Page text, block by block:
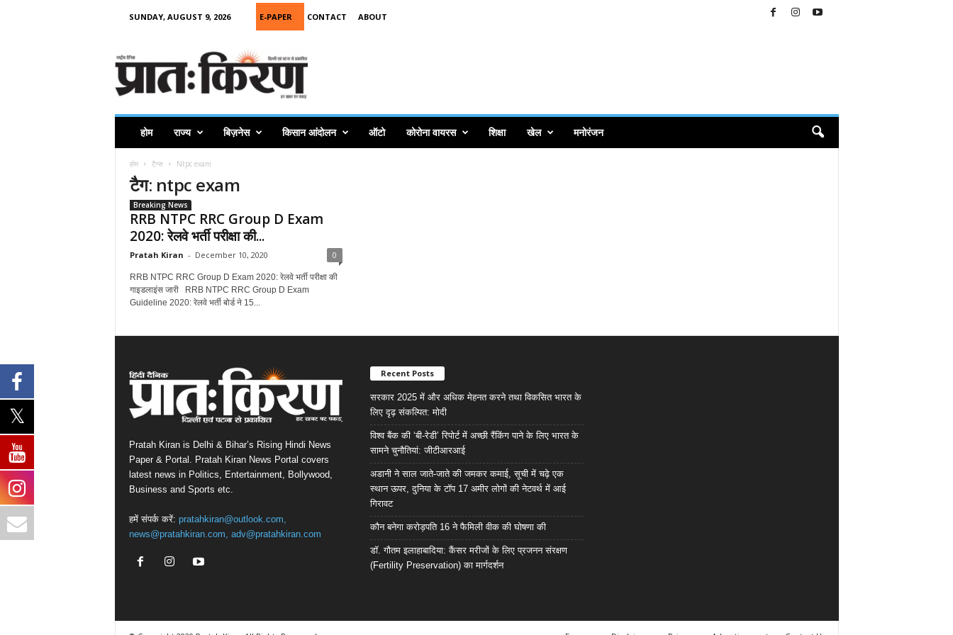
SUNDAY, AUGUST 9, 2026 E-PAPER CONTACT ABOUT
r
a
t
h
होम राज्य बिज़नेस किसान आंदोलन ऑटो कोरोना वायरस शिक्षा खेल मनोरंजन
होम टैग्स Ntpc exam
टैग: ntpc exam
Breaking News
RRB NTPC RRC Group D Exam
2020: रेलवे भर्ती परीक्षा की...
Pratah Kiran - December 10, 2020 0
RRB NTPC RRC Group D Exam 2020: रेलवे भर्ती परीक्षा की
गाइडलाइंस जारी RRB NTPC RRC Group D Exam
Guideline 2020: रेलवे भर्ती बोर्ड ने 15...
Pratah Kiran is Delhi & Bihar’s Rising Hindi News
Paper & Portal. Pratah Kiran News Portal covers
latest news in Politics, Entertainment, Bollywood,
Business and Sports etc.
हमें संपर्क करें: pratahkiran@outlook.com,
news@pratahkiran.com, adv@pratahkiran.com
Recent Posts
सरकार 2025 में और अधिक मेहनत करने तथा विकसित भारत के
लिए दृढ़ संकल्पित: माेदी
विश्व बैंक की ‘बी-रेडी’ रिपोर्ट में अच्छी रैंकिंग पाने के लिए भारत के
सामने चुनौतियां: जीटीआरआई
अडानी ने साल जाते-जाते की जमकर कमाई, सूची में चढ़े एक
स्थान ऊपर, दुनिया के टॉप 17 अमीर लोगों की नेटवर्थ में आई
गिरावट
कौन बनेगा करोड़पति 16 ने फैमिली वीक की घोषणा की
डॉ. गौतम इलाहाबादिया: कैंसर मरीजों के लिए प्रजनन संरक्षण
(Fertility Preservation) का मार्गदर्शन